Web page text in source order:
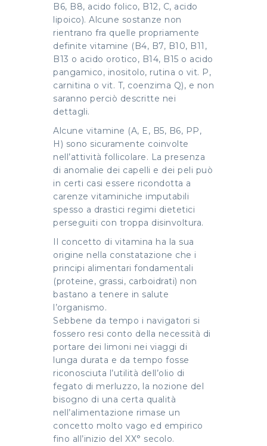
B6, B8, acido folico, B12, C, acido
lipoico). Alcune sostanze non
rientrano fra quelle propriamente
definite vitamine (B4, B7, B10, B11,
B13 o acido orotico, B14, B15 o acido
pangamico, inositolo, rutina o vit. P,
carnitina o vit. T, coenzima Q), e non
saranno perciò descritte nei
dettagli.
Alcune vitamine (A, E, B5, B6, PP,
H) sono sicuramente coinvolte
nell’attività follicolare. La presenza
di anomalie dei capelli e dei peli può
in certi casi essere ricondotta a
carenze vitaminiche imputabili
spesso a drastici regimi dietetici
perseguiti con troppa disinvoltura.
Il concetto di vitamina ha la sua
origine nella constatazione che i
principi alimentari fondamentali
(proteine, grassi, carboidrati) non
bastano a tenere in salute
l’organismo.
Sebbene da tempo i navigatori si
fossero resi conto della necessità di
portare dei limoni nei viaggi di
lunga durata e da tempo fosse
riconosciuta l’utilità dell’olio di
fegato di merluzzo, la nozione del
bisogno di una certa qualità
nell’alimentazione rimase un
concetto molto vago ed empirico
fino all’inizio del XX° secolo.